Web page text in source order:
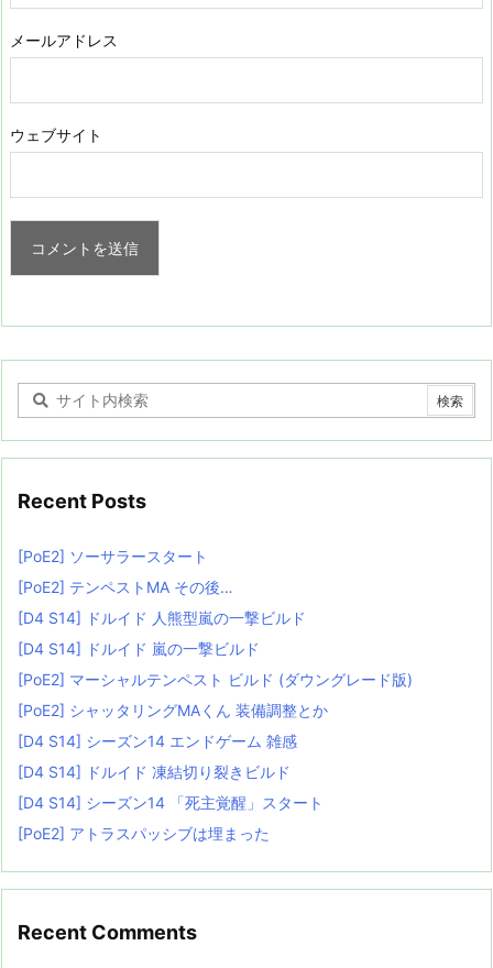
メールアドレス
ウェブサイト
Recent Posts
[PoE2] ソーサラースタート
[PoE2] テンペストMA その後…
[D4 S14] ドルイド 人熊型嵐の一撃ビルド
[D4 S14] ドルイド 嵐の一撃ビルド
[PoE2] マーシャルテンペスト ビルド (ダウングレード版)
[PoE2] シャッタリングMAくん 装備調整とか
[D4 S14] シーズン14 エンドゲーム 雑感
[D4 S14] ドルイド 凍結切り裂きビルド
[D4 S14] シーズン14 「死主覚醒」スタート
[PoE2] アトラスパッシブは埋まった
Recent Comments